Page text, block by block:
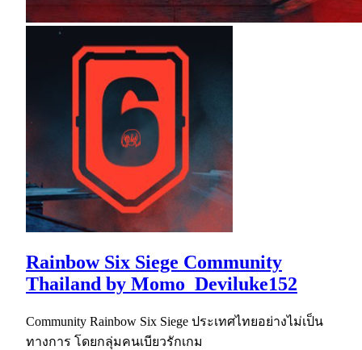
Rainbow Six Siege Community
Thailand by Momo_Deviluke152
Community Rainbow Six Siege ประเทศไทยอย่างไม่เป็น
ทางการ โดยกลุ่มคนเบียวรักเกม